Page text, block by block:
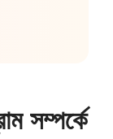
সম্পর্কে